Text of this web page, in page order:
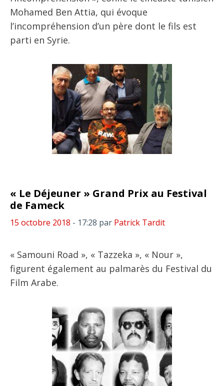
Mohamed Ben Attia, qui évoque
l’incompréhension d’un père dont le fils est
parti en Syrie.
« Le Déjeuner » Grand Prix au Festival
de Fameck
15 octobre 2018 - 17:28 par Patrick Tardit
« Samouni Road », « Tazzeka », « Nour »,
figurent également au palmarès du Festival du
Film Arabe.